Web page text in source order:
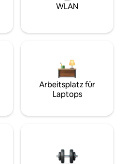
WLAN
Arbeitsplatz für
Laptops